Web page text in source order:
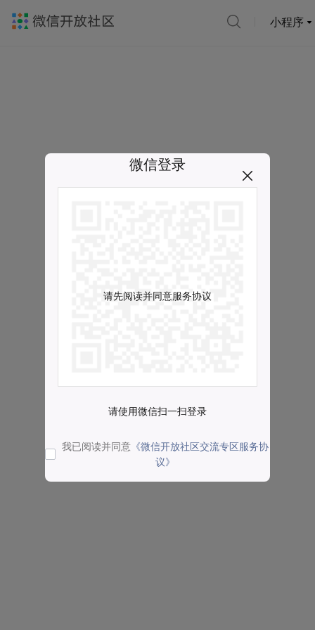
小程序
微信登录
请先阅读并同意服务协议
请使用微信扫一扫登录
我已阅读并同意 《微信开放社区交流专区服务协
议》